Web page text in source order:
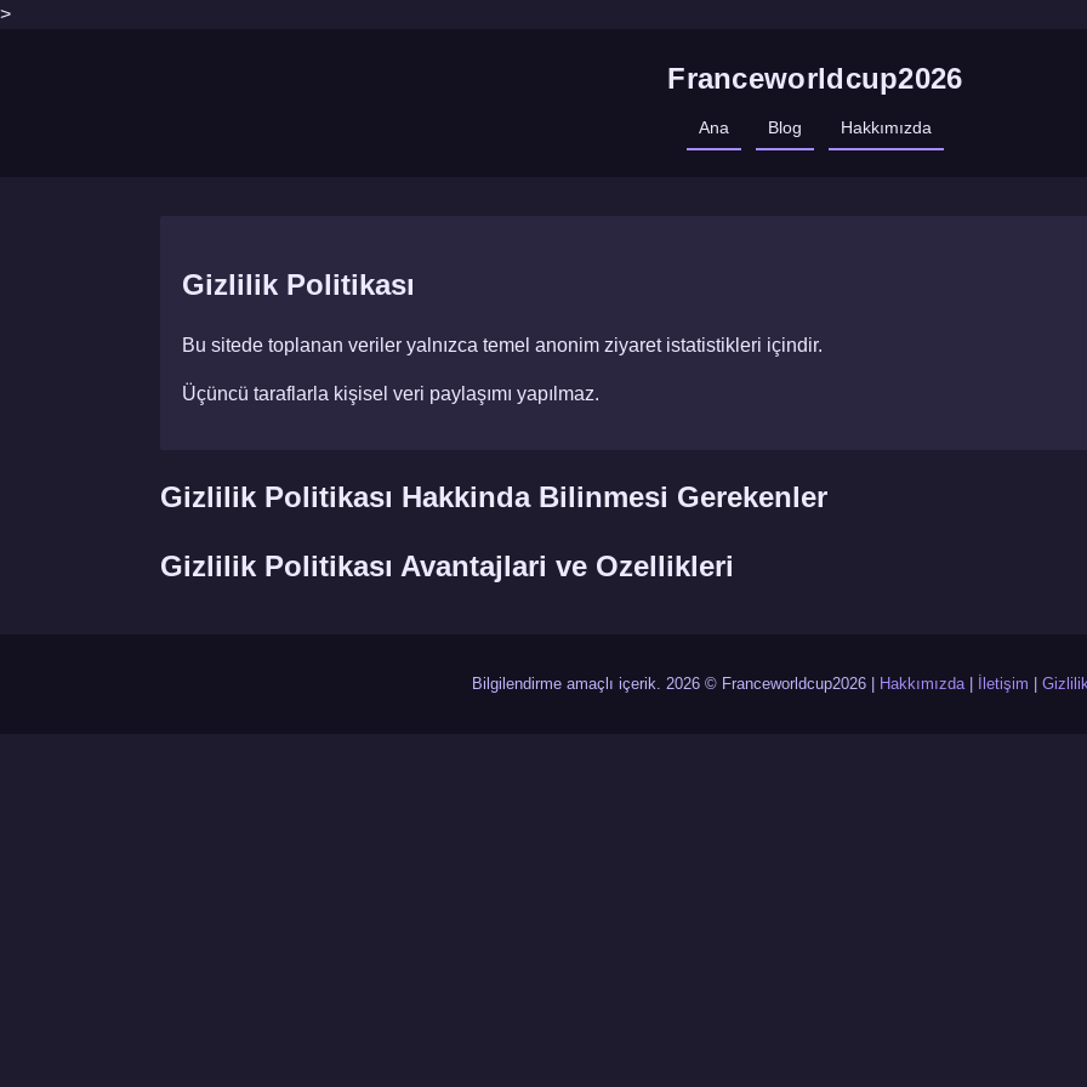
>
Franceworldcup2026
Ana Blog Hakkımızda
Gizlilik Politikası
Bu sitede toplanan veriler yalnızca temel anonim ziyaret istatistikleri içindir.
Üçüncü taraflarla kişisel veri paylaşımı yapılmaz.
Gizlilik Politikası Hakkinda Bilinmesi Gerekenler
Gizlilik Politikası Avantajlari ve Ozellikleri
Bilgilendirme amaçlı içerik. 2026 © Franceworldcup2026 | Hakkımızda| İletişim |